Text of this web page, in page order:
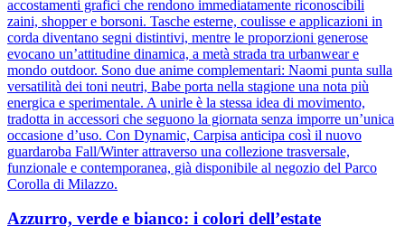
accostamenti grafici che rendono immediatamente riconoscibili
zaini, shopper e borsoni. Tasche esterne, coulisse e applicazioni in
corda diventano segni distintivi, mentre le proporzioni generose
evocano un’attitudine dinamica, a metà strada tra urbanwear e
mondo outdoor. Sono due anime complementari: Naomi punta sulla
versatilità dei toni neutri, Babe porta nella stagione una nota più
energica e sperimentale. A unirle è la stessa idea di movimento,
tradotta in accessori che seguono la giornata senza imporre un’unica
occasione d’uso. Con Dynamic, Carpisa anticipa così il nuovo
guardaroba Fall/Winter attraverso una collezione trasversale,
funzionale e contemporanea, già disponibile al negozio del Parco
Corolla di Milazzo.
Azzurro, verde e bianco: i colori dell’estate